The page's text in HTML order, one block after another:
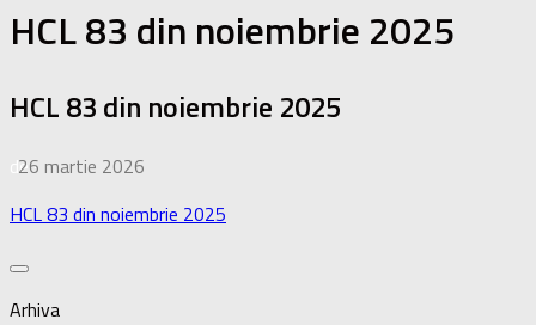
HCL 83 din noiembrie 2025
HCL 83 din noiembrie 2025
de·
26 martie 2026
HCL 83 din noiembrie 2025
Arhiva